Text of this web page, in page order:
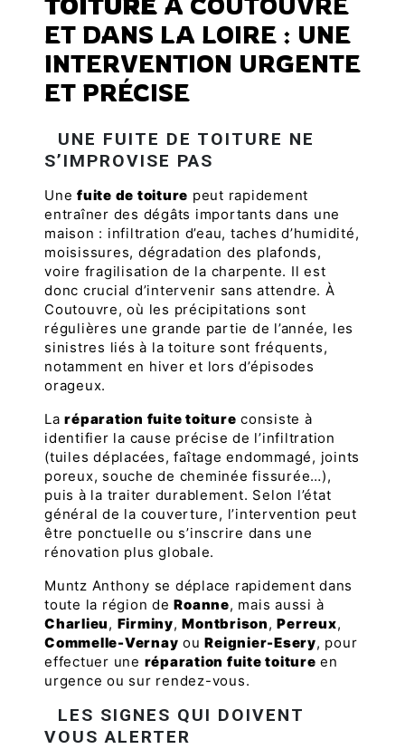
ET DANS LA LOIRE : UNE
INTERVENTION URGENTE
ET PRÉCISE
UNE FUITE DE TOITURE NE
S’IMPROVISE PAS
Une fuite de toiture peut rapidement
entraîner des dégâts importants dans une
maison : infiltration d’eau, taches d’humidité,
moisissures, dégradation des plafonds,
voire fragilisation de la charpente. Il est
donc crucial d’intervenir sans attendre. À
Coutouvre, où les précipitations sont
régulières une grande partie de l’année, les
sinistres liés à la toiture sont fréquents,
notamment en hiver et lors d’épisodes
orageux.
Laréparation fuite toiture consiste à
identifier la cause précise de l’infiltration
(tuiles déplacées, faîtage endommagé, joints
poreux, souche de cheminée fissurée…),
puis à la traiter durablement. Selon l’état
général de la couverture, l’intervention peut
être ponctuelle ou s’inscrire dans une
rénovation plus globale.
Muntz Anthony se déplace rapidement dans
toute la région deRoanne, mais aussi à
Charlieu, Firminy,Montbrison,Perreux,
Commelle-Vernay ouReignier-Esery, pour
effectuer une réparation fuite toiture en
urgence ou sur rendez-vous.
LES SIGNES QUI DOIVENT
VOUS ALERTER